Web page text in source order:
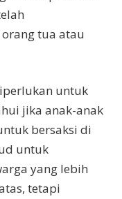
tua atau
untuk
jika anak-anak
bersaksi di
untuk
yang lebih
tetapi